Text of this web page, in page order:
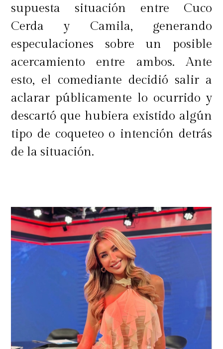
supuesta situación entre Cuco
Cerda y Camila, generando
especulaciones sobre un posible
acercamiento entre ambos. Ante
esto, el comediante decidió salir a
aclarar públicamente lo ocurrido y
descartó que hubiera existido algún
tipo de coqueteo o intención detrás
de la situación.